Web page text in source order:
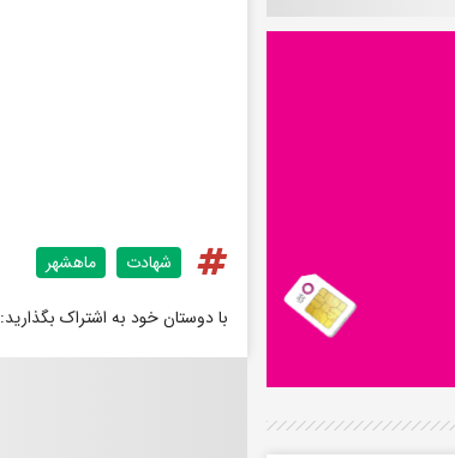
شهادت ماهشهر
با دوستان خود به اشتراک بگذارید: